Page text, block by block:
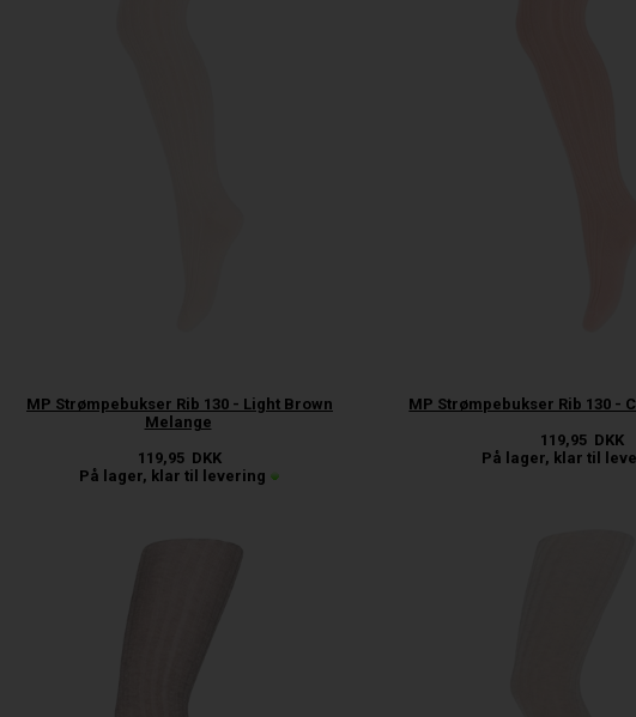
MP Strømpebukser Rib 130 - Light Brown
Melange
119,95 DKK
På lager, klar til levering
MP Strømpebukser Rib 130 -
119,95 DKK
På lager, klar til